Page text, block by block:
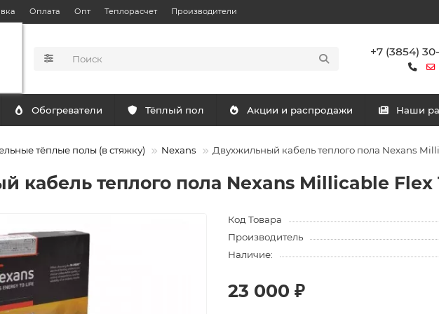
Оплата Опт Теплорасчет Производители
+7 (3854)
Обогреватели Тёплый пол Акции и распродажи Наши
тёплые полы (в стяжку) Nexans Двухжильный кабель теплого пола Nexans
кабель теплого пола Nexans Millicable Flex
Код Товара
Производитель
Наличие:
23 000 ₽